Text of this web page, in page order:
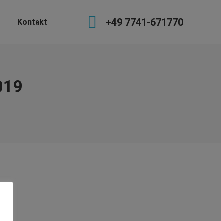
Kontakt +49 7741-671770